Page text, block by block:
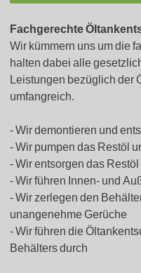
Fachgerechte
Wir kümmern uns um die
halten dabei alle
Leistungen bezüglich der
umfangreich.
Wir demontieren und
Wir pumpen das Restöl
Wir entsorgen das
Wir führen Innen- und
Wir zerlegen den
unangenehme Gerüche
Wir führen die
Behälters durch